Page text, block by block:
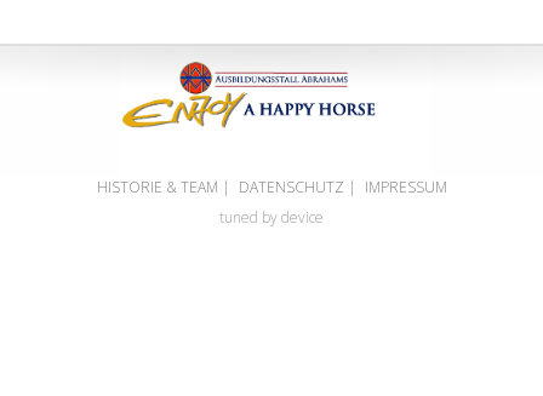
HISTORIE & TEAM | DATENSCHUTZ |
IMPRESSUM
tuned by device